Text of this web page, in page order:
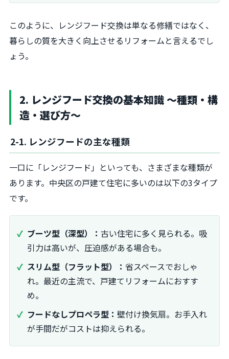
このように、レンジフード交換は単なる修繕ではなく、
暮らしの質を大きく向上させるリフォームと言えるでし
ょう。
2. レンジフード交換の基本知識 〜種類・構
造・選び方〜
2-1. レンジフードの主な種類
一口に「レンジフード」といっても、さまざまな種類が
あります。中央区の戸建て住宅に多いのは以下の3タイプ
です。
ブーツ型（深型）： 古い住宅に多く見られる。吸
引力は高いが、圧迫感がある場合も。
スリム型（フラット型）： 省スペースでおしゃ
れ。最近の主流で、戸建てリフォームにおすす
め。
フードなしプロペラ型： 壁付け換気扇。お手入れ
が手間だがコストは抑えられる。